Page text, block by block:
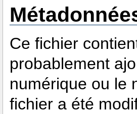
Ce fichier
probablement
numérique ou le
fichier a été